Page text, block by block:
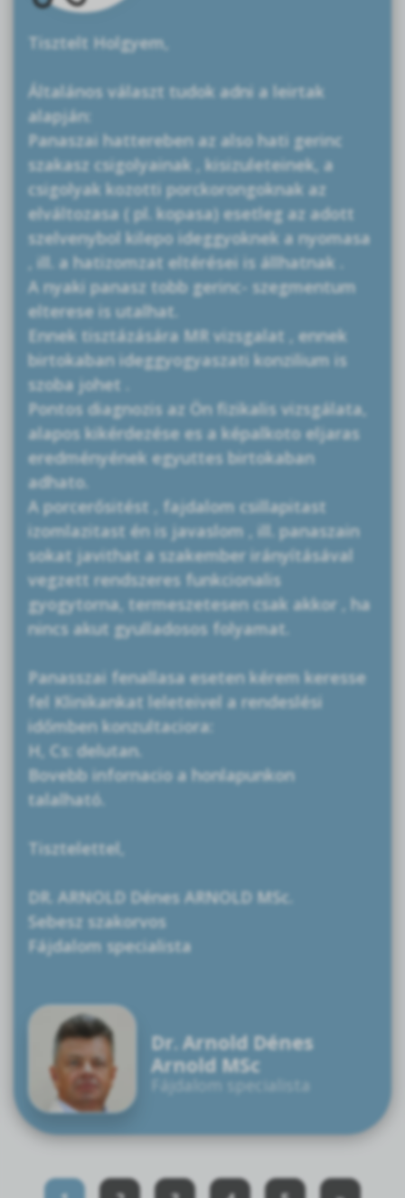
Tisztelt Holgyem,
Általános választ tudok adni a leirtak
alapján:
Panaszai hattereben az also hati gerinc
szakasz csigolyainak , kisizuleteinek, a
csigolyak kozotti porckorongoknak az
elváltozasa ( pl. kopasa) esetleg az adott
szelvenybol kilepo ideggyoknek a nyomasa
, ill. a hatizomzat eltérései is állhatnak .
A nyaki panasz tobb gerinc- szegmentum
elterese is utalhat.
Ennek tisztázására MR vizsgalat , ennek
birtokaban ideggyogyaszati konzilium is
szoba johet .
Pontos diagnozis az Ön fizikalis vizsgálata,
alapos kikérdezése es a képalkoto eljaras
eredményének egyuttes birtokaban
adhato.
A porcerősitést , fajdalom csillapitast
izomlazitast én is javaslom , ill. panaszain
sokat javithat a szakember irányításával
vegzett rendszeres funkcionalis
gyogytorna, termeszetesen csak akkor , ha
nincs akut gyulladosos folyamat.
Panasszai fenallasa eseten kérem keresse
fel Klinikankat leleteivel a rendeslési
időmben konzultaciora:
H, Cs: delutan.
Bovebb infornacio a honlapunkon
talalható.
Tisztelettel,
DR. ARNOLD Dénes ARNOLD MSc.
Sebesz szakorvos
Fájdalom specialista
Dr. Arnold Dénes
Arnold MSc
Fájdalom specialista